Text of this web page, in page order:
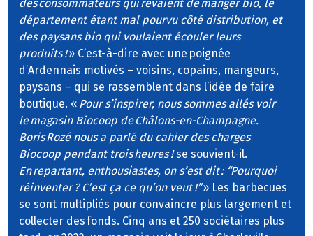
des consommateurs qui rêvaient de manger bio, le
département étant mal pourvu côté distribution, et
des paysans bio qui voulaient écouler leurs
produits !» C’est-à-dire avec une poignée
d’Ardennais motivés – voisins, copains, mangeurs,
paysans – qui se rassemblent dans l’idée de faire
boutique. « Pour s’inspirer, nous sommes allés voir
le magasin Biocoop de Châlons-en-Champagne.
Boris Rozé nous a parlé du cahier des charges
Biocoop pendant trois heures !se souvient-il.
En repartant, enthousiastes, on s’est dit : “Pourquoi
réinventer ? C’est ça ce qu’on veut !”» Les barbecues
se sont multipliés pour convaincre plus largement et
collecter des fonds. Cinq ans et 250 sociétaires plus